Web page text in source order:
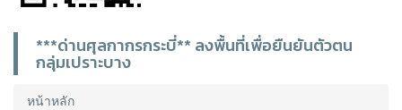
***ด่านศุลกากรกระบี่** ลงพื้นที่เพื่อยืนยันตัวตน
กลุ่มเปราะบาง
หน้าหลัก